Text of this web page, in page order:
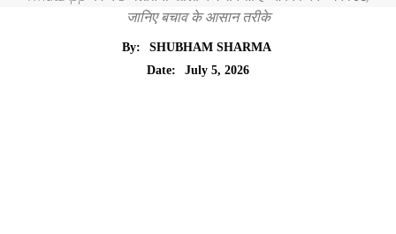
जानिए बचाव के आसान तरीके
By:
SHUBHAM SHARMA
Date:
July 5, 2026